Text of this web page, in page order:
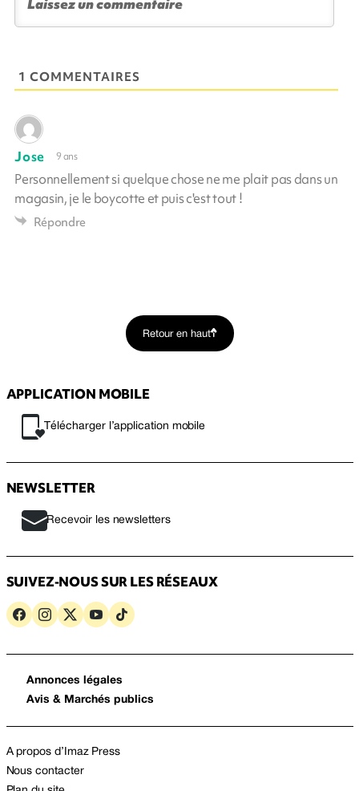
1 COMMENTAIRES
Jose 9 ans
Personnellement si quelque chose ne me plait pas dans un
magasin, je le boycotte et puis c'est tout !
Répondre
Retour en haut
APPLICATION MOBILE
Télécharger l’application mobile
NEWSLETTER
Recevoir les newsletters
SUIVEZ-NOUS SUR LES RÉSEAUX
Annonces légales
Avis & Marchés publics
A propos d’Imaz Press
Nous contacter